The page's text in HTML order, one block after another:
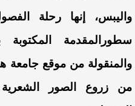
واليبس، إنها رحلة
سطورالمقدمة
المكتوبة
والمنقولة من موقع جامعة
من
زروع الصور الشعرية